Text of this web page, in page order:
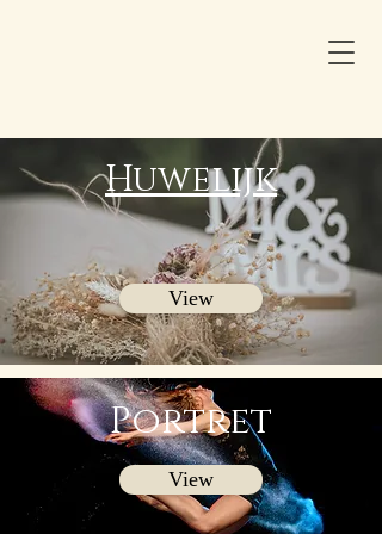
Huwelijk
View
Portret
View